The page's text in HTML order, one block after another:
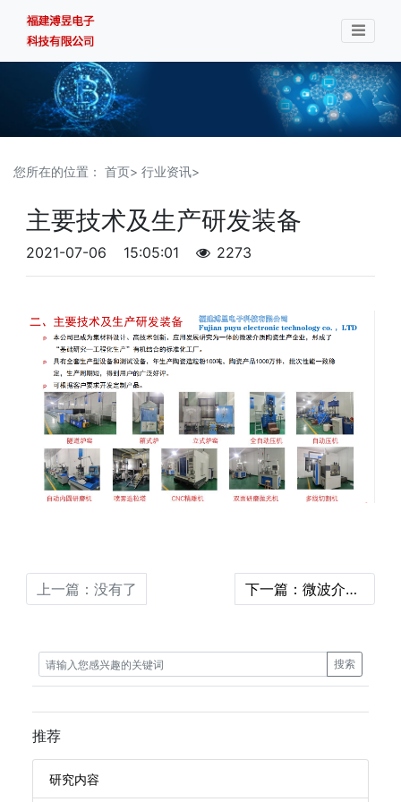
您所在的位置： 首页> 行业资讯>
主要技术及生产研发装备
2021-07-06 15:05:01 2273
上一篇：没有了 下一篇：微波介质陶瓷应用元器件
搜索
推荐
研究内容